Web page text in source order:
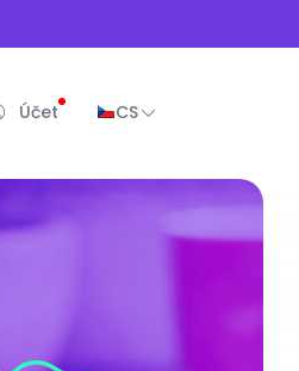
Účet CS